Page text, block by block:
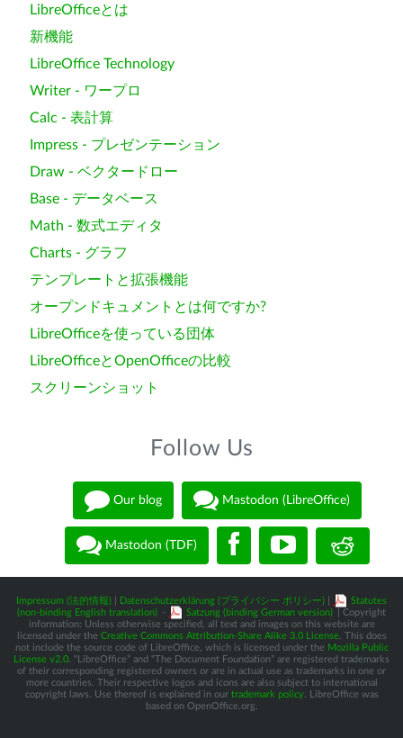
LibreOfficeとは
新機能
LibreOffice Technology
Writer - ワープロ
Calc - 表計算
Impress - プレゼンテーション
Draw - ベクタードロー
Base - データベース
Math - 数式エディタ
Charts - グラフ
テンプレートと拡張機能
オープンドキュメントとは何ですか?
LibreOfficeを使っている団体
LibreOfficeとOpenOfficeの比較
スクリーンショット
Follow Us
Our blog Mastodon (LibreOffice)
Mastodon (TDF)
Impressum (法的情報) Datenschutzerklärung (プライバシー ポリシー)
Statutes
(non-binding English translation) - Satzung (binding German version)
| Copyright
information: Unless otherwise specified, all text and images on this website are
licensed under the Creative Commons Attribution-Share Alike 3.0 License. This does
not include the source code of LibreOffice, which is licensed under the Mozilla Public
License v2.0 . “LibreOffice” and “The Document Foundation” are registered trademarks
of their corresponding registered owners or are in actual use as trademarks in one or
more countries. Their respective logos and icons are also subject to international
copyright laws. Use thereof is explained in our trademark policy. LibreOffice was
based on OpenOffice.org.